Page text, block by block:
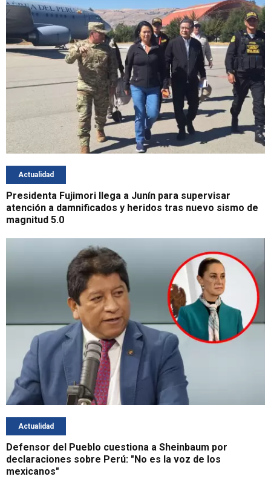
Actualidad
Presidenta Fujimori llega a Junín para supervisar
atención a damnificados y heridos tras nuevo sismo de
magnitud 5.0
Actualidad
Defensor del Pueblo cuestiona a Sheinbaum por
declaraciones sobre Perú: "No es la voz de los
mexicanos"